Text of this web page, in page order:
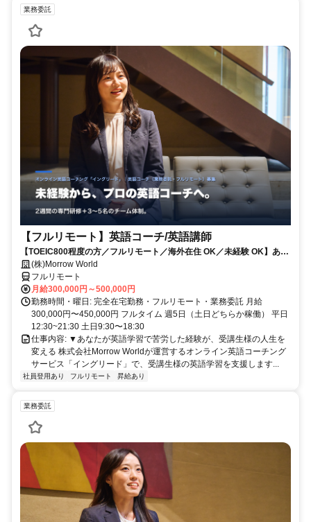
業務委託
【フルリモート】英語コーチ/英語講師
【TOEIC800程度の方／フルリモート／海外在住 OK／未経験 OK】あな
たが英語学習で経験した失敗も成功も。すべてが、受講生の人生を変え
るお仕事です。
(株)Morrow World
フルリモート
月給300,000円～500,000円
勤務時間・曜日: 完全在宅勤務・フルリモート・業務委託 月給
300,000円〜450,000円 フルタイム 週5日（土日どちらか稼働） 平日
12:30~21:30 土日9:30〜18:30
仕事内容: ▼あなたが英語学習で苦労した経験が、受講生様の人生を
変える 株式会社Morrow Worldが運営するオンライン英語コーチング
サービス「イングリード」で、受講生様の英語学習を支援します...
社員登用あり フルリモート 昇給あり
業務委託